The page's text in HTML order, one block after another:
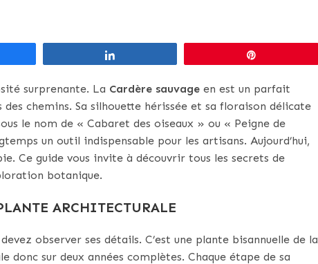
surprenante. La Cardère sauvage en est un parfait
chemins. Sa silhouette hérissée et sa floraison délicate
le nom de « Cabaret des oiseaux » ou « Peigne de
un outil indispensable pour les artisans. Aujourd’hui,
Ce guide vous invite à découvrir tous les secrets de
botanique.
ARCHITECTURALE
devez observer ses détails. C’est une plante bisannuelle de la
donc sur deux années complètes. Chaque étape de sa